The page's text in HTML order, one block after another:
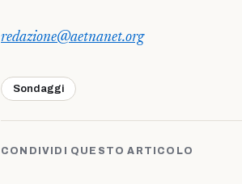
redazione@aetnanet.org
Sondaggi
CONDIVIDI QUESTO ARTICOLO